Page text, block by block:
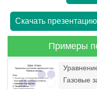
Скачать презентацию
Примеры
Газовые